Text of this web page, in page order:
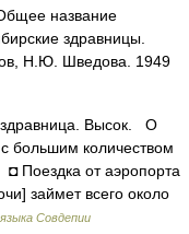
название
здравницы.
Н.Ю. Шведова. 1949
Высок. О
большим количеством
Поездка от аэропорта
займет всего около
Совдепии